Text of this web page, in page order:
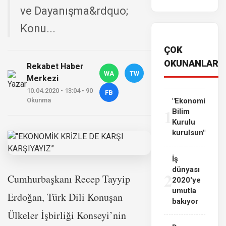
ve Dayanışma&rdquo;
Konu...
Rekabet Haber
Merkezi
10.04.2020 - 13:04 • 90
Okunma
WA TW
FB
Cumhurbaşkanı Recep Tayyip
Erdoğan, Türk Dili Konuşan
Ülkeler İşbirliği Konseyi’nin
ÇOK
OKUNANLAR
"Ekonomi
Bilim
Kurulu
kurulsun"
İş
dünyası
2020'ye
umutla
bakıyor